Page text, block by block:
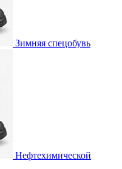
Зимняя спецобувь
Нефтехимической